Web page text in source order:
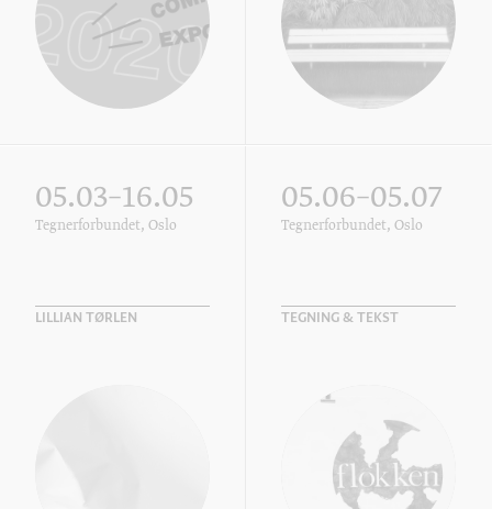
05.03–16.05
Tegnerforbundet, Oslo
LILLIAN TØRLEN
05.06–05.07
Tegnerforbundet, Oslo
TEGNING & TEKST